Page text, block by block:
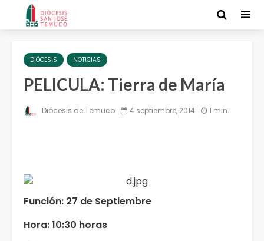
DIÓCESIS NOTICIAS
PELICULA: Tierra de María
Diócesis de Temuco 4 septiembre, 2014 1 min.
Función: 27 de Septiembre
Hora: 10:30 horas